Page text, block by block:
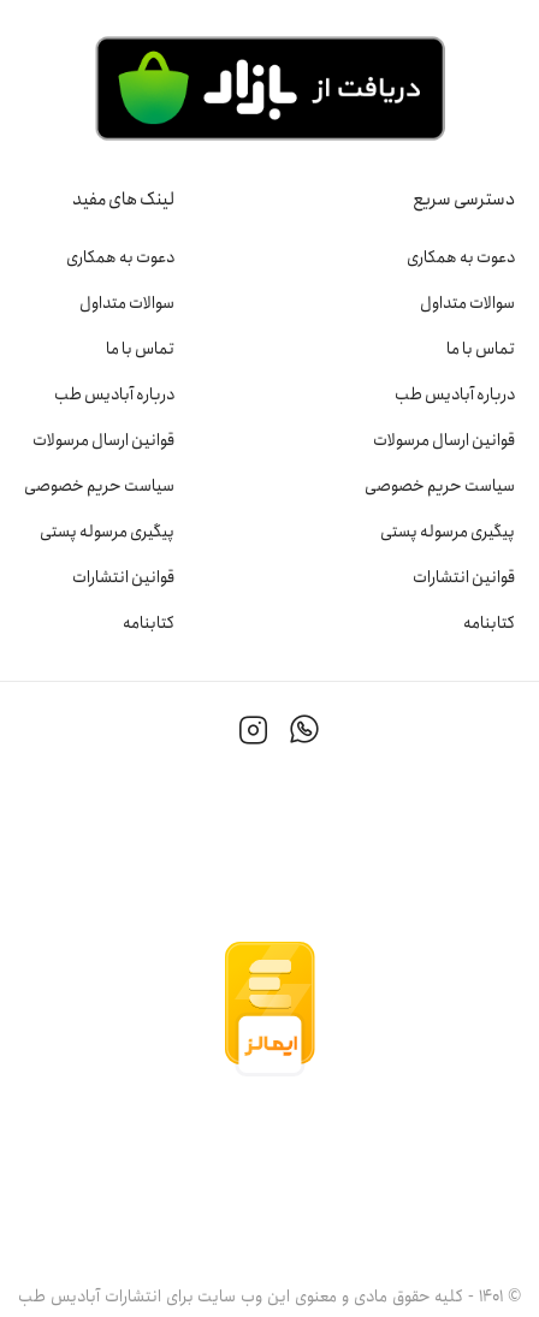
دسترسی سریع
دعوت به همکاری
سوالات متداول
تماس با ما
درباره آبادیس طب
قوانین ارسال مرسولات
سیاست حریم خصوصی
پیگیری مرسوله پستی
قوانین انتشارات
کتابنامه
لینک های مفید
دعوت به همکاری
سوالات متداول
تماس با ما
درباره آبادیس طب
قوانین ارسال مرسولات
سیاست حریم خصوصی
پیگیری مرسوله پستی
قوانین انتشارات
کتابنامه
© 1401 - کلیه حقوق مادی و معنوی این وب سایت برای انتشارات آبادیس طب